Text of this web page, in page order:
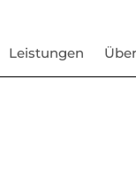
Leistungen